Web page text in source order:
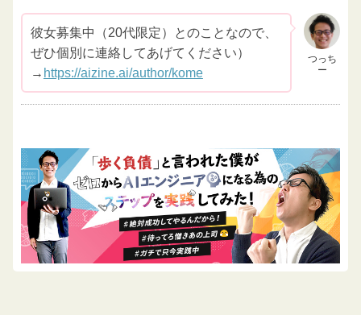
つっち
ー
彼女募集中（20代限定）とのことなので、
ぜひ個別に連絡してあげてください）
→ https://aizine.ai/author/kome